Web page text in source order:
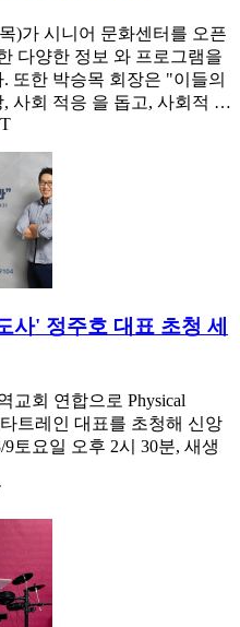
)가 시니어 문화센터를 오픈
다양한 정보 와 프로그램을
또한 박승목 회장은 "이들의
, 사회 적응 을 돕고, 사회적 …
' 정주호 대표 초청 세
교회 연합으로 Physical
트레인 대표를 초청해 신앙
토요일 오후 2시 30분, 새생